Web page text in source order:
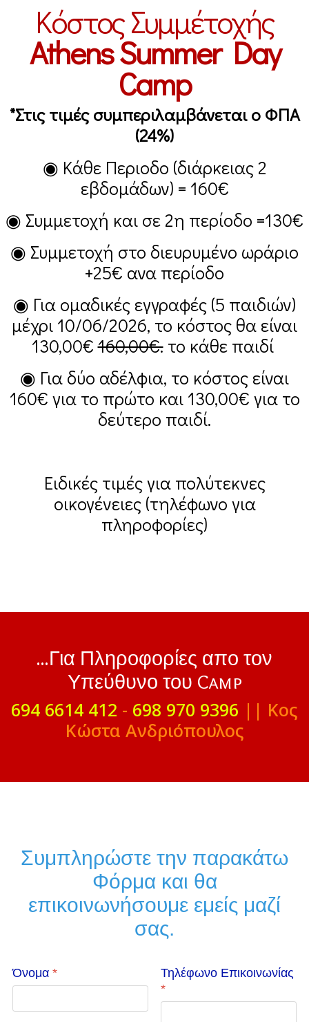
Κόστος Συμμέτοχής
Athens Summer Day
Camp
*Στις τιμές συμπεριλαμβάνεται ο ΦΠΑ
(24%)
◉ Κάθε Περιοδο (διάρκειας 2
εβδομάδων) = 160€
◉ Συμμετοχή και σε 2η περίοδο =130€
◉ Συμμετοχή στο διευρυμένο ωράριο
+25€ ανα περίοδο
◉ Για ομαδικές εγγραφές (5 παιδιών)
μέχρι 10/06/2026, το κόστος θα είναι
130,00€160,00€.το κάθε παιδί
◉ Για δύο αδέλφια, το κόστος είναι
160€ για το πρώτο και 130,00€ για το
δεύτερο παιδί.
Ειδικές τιμές για πολύτεκνες
οικογένειες (τηλέφωνο για
πληροφορίες)
...Για Πληροφορίες απο τον
Υπεύθυνο του Camp
694 6614 412 - 698 970 9396 || Κος
Κώστα Ανδριόπουλος
Συμπληρώστε την παρακάτω
Φόρμα και θα
επικοινωνήσουμε εμείς μαζί
σας.
Όνομα *
Τηλέφωνο Επικοινωνίας
*